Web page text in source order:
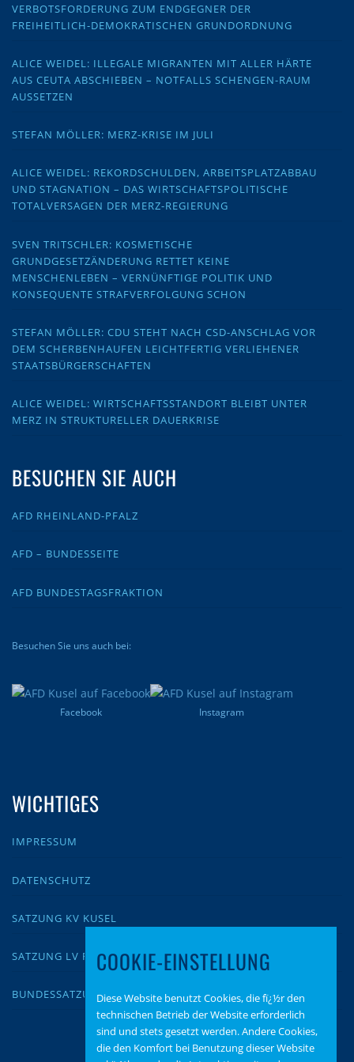
VERBOTSFORDERUNG ZUM ENDGEGNER DER
FREIHEITLICH-DEMOKRATISCHEN GRUNDORDNUNG
ALICE WEIDEL: ILLEGALE MIGRANTEN MIT ALLER HÄRTE
AUS CEUTA ABSCHIEBEN – NOTFALLS SCHENGEN-RAUM
AUSSETZEN
STEFAN MÖLLER: MERZ-KRISE IM JULI
ALICE WEIDEL: REKORDSCHULDEN, ARBEITSPLATZABBAU
UND STAGNATION – DAS WIRTSCHAFTSPOLITISCHE
TOTALVERSAGEN DER MERZ-REGIERUNG
SVEN TRITSCHLER: KOSMETISCHE
GRUNDGESETZÄNDERUNG RETTET KEINE
MENSCHENLEBEN – VERNÜNFTIGE POLITIK UND
KONSEQUENTE STRAFVERFOLGUNG SCHON
STEFAN MÖLLER: CDU STEHT NACH CSD-ANSCHLAG VOR
DEM SCHERBENHAUFEN LEICHTFERTIG VERLIEHENER
STAATSBÜRGERSCHAFTEN
ALICE WEIDEL: WIRTSCHAFTSSTANDORT BLEIBT UNTER
MERZ IN STRUKTURELLER DAUERKRISE
BESUCHEN SIE AUCH
AFD RHEINLAND-PFALZ
AFD – BUNDESSEITE
AFD BUNDESTAGSFRAKTION
Besuchen Sie uns auch bei:
Facebook Instagram
WICHTIGES
IMPRESSUM
DATENSCHUTZ
SATZUNG KV KUSEL
SATZUNG LV RLP
BUNDESSATZUNG
COOKIE-EINSTELLUNG
Diese Website benutzt Cookies, die fï¿½r den
technischen Betrieb der Website erforderlich
sind und stets gesetzt werden. Andere Cookies,
die den Komfort bei Benutzung dieser Website